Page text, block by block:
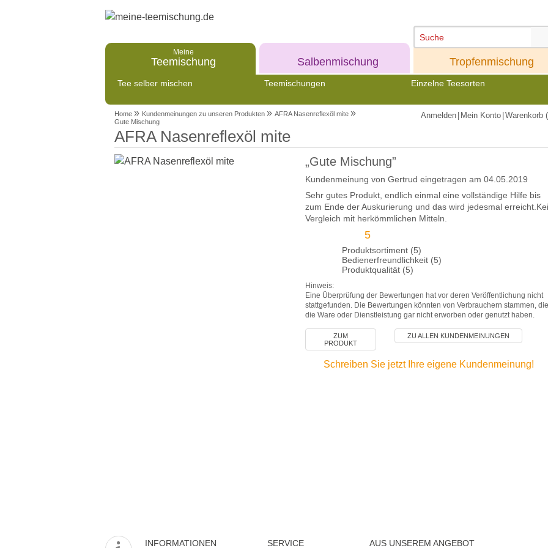
Meine
Teemischung
Tee selber mischen Teemischungen Einzelne Teesorten
Salbenmischung Tropfenmischung
Home » Kundenmeinungen zu unseren Produkten » AFRA Nasenreflexöl mite »
Gute Mischung
Warenkorb
Mein Konto
Anmelden
AFRA Nasenreflexöl mite
„Gute Mischung”
Kundenmeinung vonGertrud eingetragen am 04.05.2019
Sehr gutes Produkt, endlich einmal eine vollständige Hilfe bis
zum Ende der Auskurierung und das wird jedesmal
Vergleich mit herkömmlichen Mitteln.
5
Produktsortiment (5)
Bedienerfreundlichkeit (5)
Produktqualität (5)
Hinweis:
Eine Überprüfung der Bewertungen hat vor deren Veröffentlichung nicht
stattgefunden. Die Bewertungen könnten von Verbrauchern stammen, die
die Ware oder Dienstleistung gar nicht erworben oder genutzt haben.
ZUM
PRODUKT
ZU ALLEN KUNDENMEINUNGEN
Schreiben Sie jetzt Ihre eigene Kundenmeinung!
INFORMATIONEN SERVICE AUS UNSEREM ANGEBOT